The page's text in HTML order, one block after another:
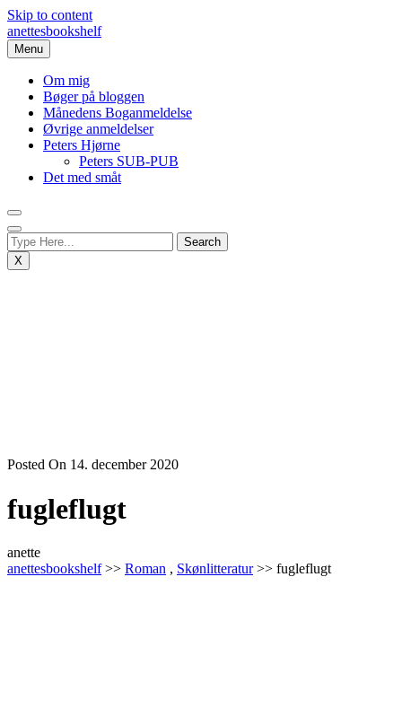
Skip to content
anettesbookshelf
Menu
Om mig
Bøger på bloggen
Månedens Boganmeldelse
Øvrige anmeldelser
Peters Hjørne
Peters SUB-PUB
Det med småt
X
Posted On 14. december 2020
fugleflugt
anette
anettesbookshelf>> Roman , Skønlitteratur>> fugleflugt